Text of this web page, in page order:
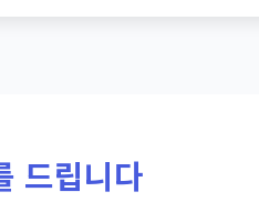
드립니다